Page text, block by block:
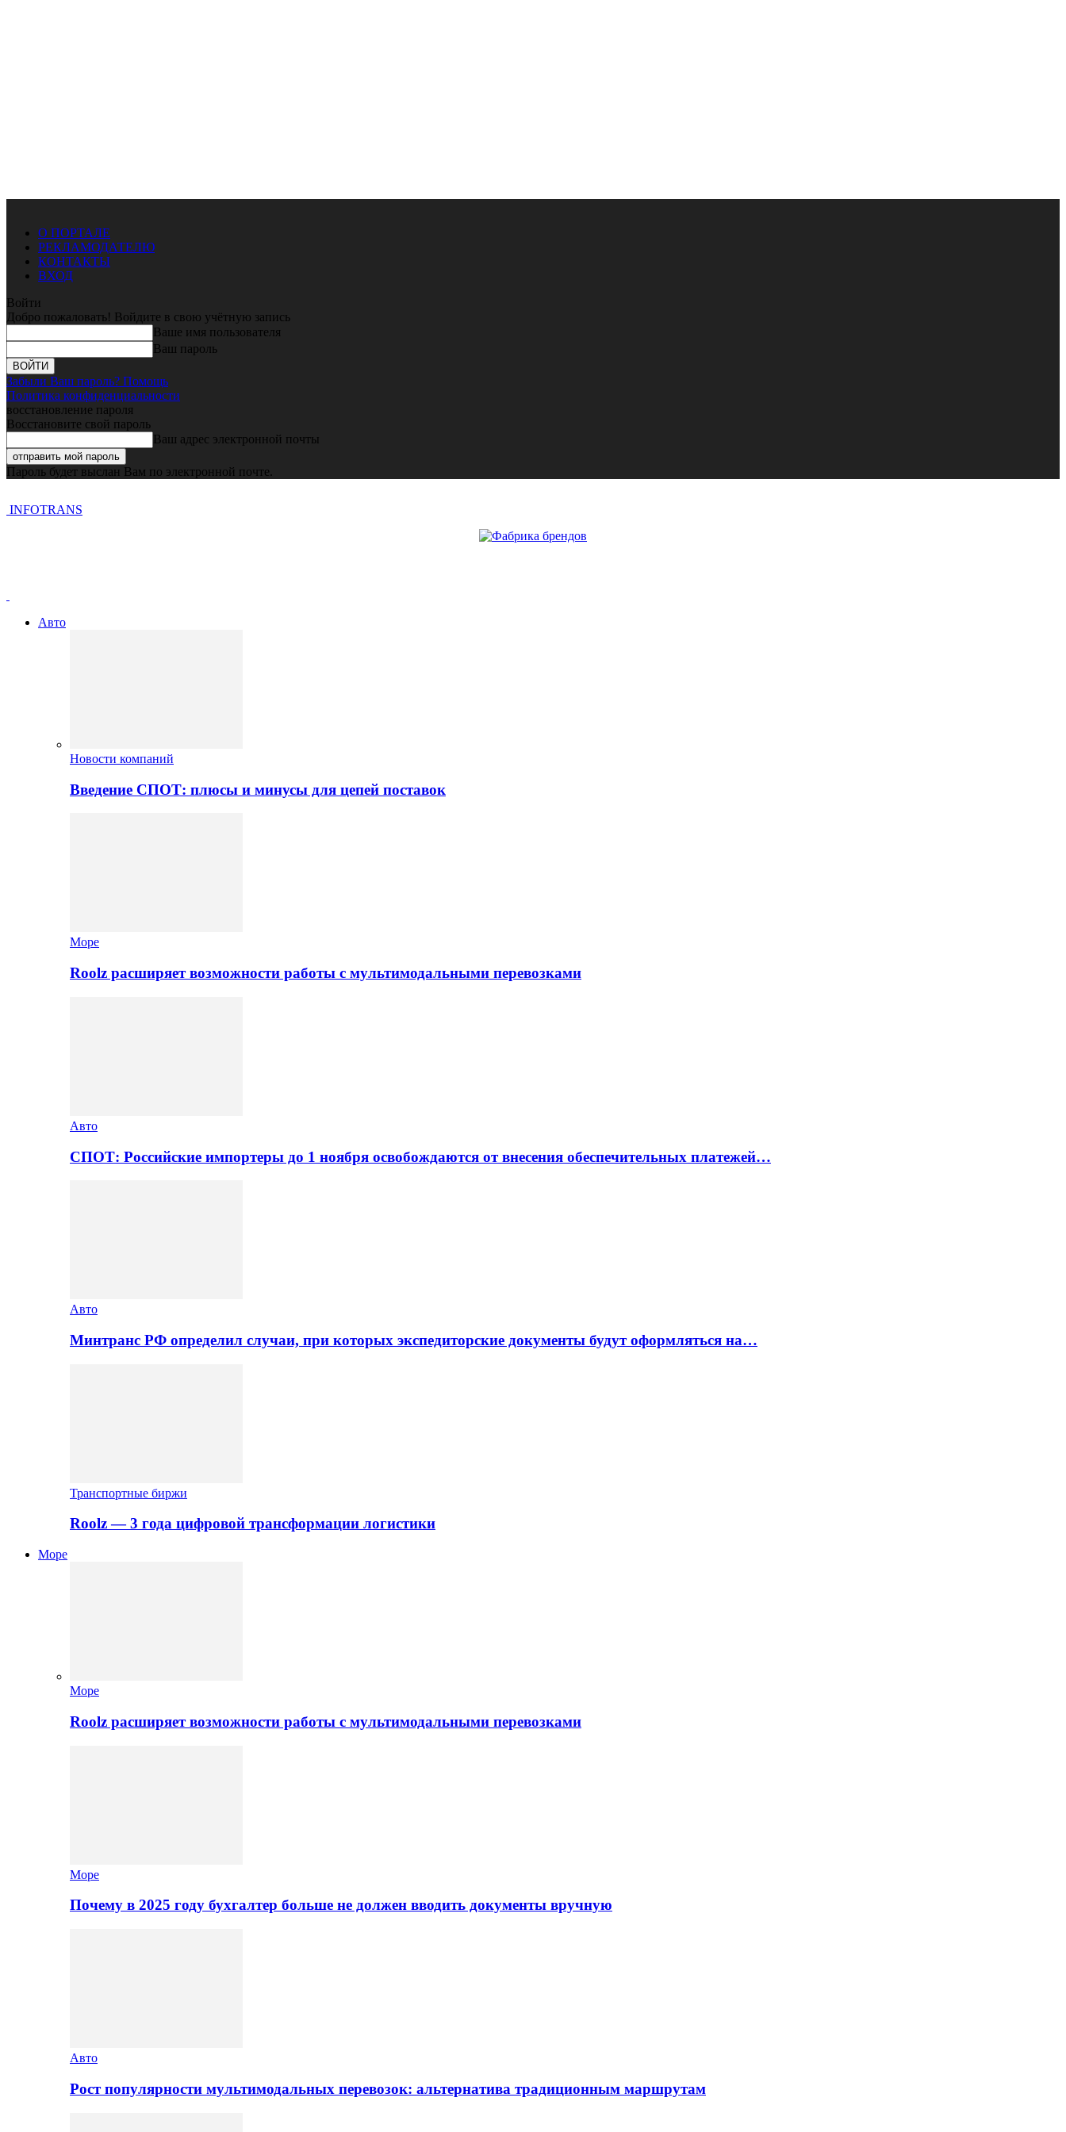
О ПОРТАЛЕ
РЕКЛАМОДАТЕЛЮ
КОНТАКТЫ
ВХОД
Войти
Добро пожаловать! Войдите в свою учётную запись
Ваше имя пользователя
Ваш пароль
Забыли Ваш пароль? Помощь
Политика конфиденциальности
восстановление пароля
Восстановите свой пароль
Ваш адрес электронной почты
Пароль будет выслан Вам по электронной почте.
INFOTRANS
Авто
Новости компаний
Введение СПОТ: плюсы и минусы для цепей поставок
Море
Roolz расширяет возможности работы с мультимодальными перевозками
Авто
СПОТ: Российские импортеры до 1 ноября освобождаются от внесения обеспечительных платежей…
Авто
Минтранс РФ определил случаи, при которых экспедиторские документы будут оформляться на…
Транспортные биржи
Roolz — 3 года цифровой трансформации логистики
Море
Море
Roolz расширяет возможности работы с мультимодальными перевозками
Море
Почему в 2025 году бухгалтер больше не должен вводить документы вручную
Авто
Рост популярности мультимодальных перевозок: альтернатива традиционным маршрутам